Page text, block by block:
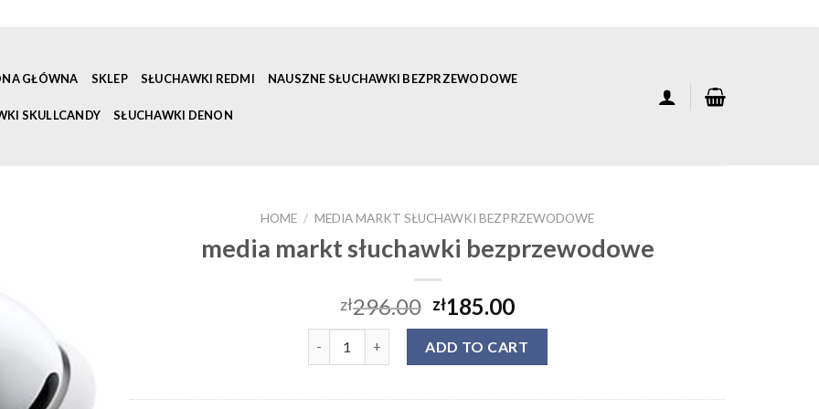
GŁÓWNA SKLEP SŁUCHAWKI REDMI NAUSZNE SŁUCHAWKI BEZPRZEWODOWE
SKULLCANDY SŁUCHAWKI DENON
HOME / MEDIA MARKT SŁUCHAWKI BEZPRZEWODOWE
media markt słuchawki bezprzewodowe
zł296.00 zł185.00
ADD TO CART